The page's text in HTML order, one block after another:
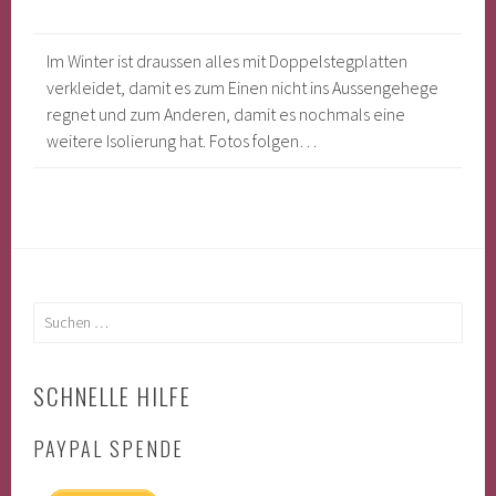
Im Winter ist draussen alles mit Doppelstegplatten
verkleidet, damit es zum Einen nicht ins Aussengehege
regnet und zum Anderen, damit es nochmals eine
weitere Isolierung hat. Fotos folgen…
Suchen
SCHNELLE HILFE
PAYPAL SPENDE